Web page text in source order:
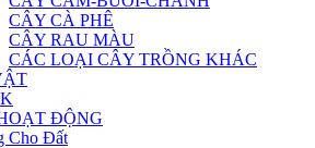
CÂY CÀ PHÊ
CÂY RAU MÀU
CÁC LOẠI CÂY TRỒNG KHÁC
ĐỘNG
Cho Đất